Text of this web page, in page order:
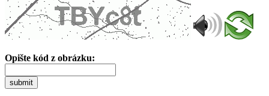
Opište kód z obrázku:
submit